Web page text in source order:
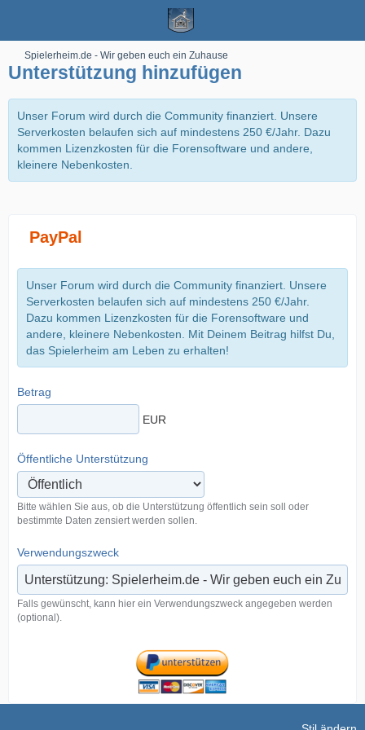
Spielerheim.de - Wir geben euch ein Zuhause
Unterstützung hinzufügen
Unser Forum wird durch die Community finanziert. Unsere
Serverkosten belaufen sich auf mindestens 250 €/Jahr. Dazu
kommen Lizenzkosten für die Forensoftware und andere,
kleinere Nebenkosten.
PayPal
Unser Forum wird durch die Community finanziert. Unsere
Serverkosten belaufen sich auf mindestens 250 €/Jahr.
Dazu kommen Lizenzkosten für die Forensoftware und
andere, kleinere Nebenkosten. Mit Deinem Beitrag hilfst Du,
das Spielerheim am Leben zu erhalten!
Betrag
EUR
Öffentliche Unterstützung
Bitte wählen Sie aus, ob die Unterstützung öffentlich sein soll oder
bestimmte Daten zensiert werden sollen.
Verwendungszweck
Falls gewünscht, kann hier ein Verwendungszweck angegeben werden
(optional).